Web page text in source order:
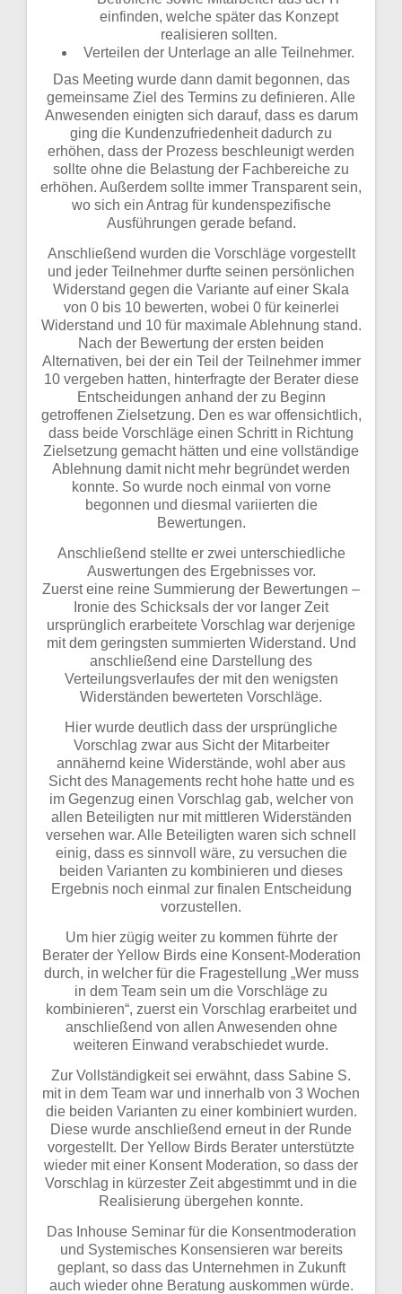
einfinden, welche später das Konzept
realisieren sollten.
Verteilen der Unterlage an alle Teilnehmer.
Das Meeting wurde dann damit begonnen, das
gemeinsame Ziel des Termins zu definieren. Alle
Anwesenden einigten sich darauf, dass es darum
ging die Kundenzufriedenheit dadurch zu
erhöhen, dass der Prozess beschleunigt werden
sollte ohne die Belastung der Fachbereiche zu
erhöhen. Außerdem sollte immer Transparent sein,
wo sich ein Antrag für kundenspezifische
Ausführungen gerade befand.
Anschließend wurden die Vorschläge vorgestellt
und jeder Teilnehmer durfte seinen persönlichen
Widerstand gegen die Variante auf einer Skala
von 0 bis 10 bewerten, wobei 0 für keinerlei
Widerstand und 10 für maximale Ablehnung stand.
Nach der Bewertung der ersten beiden
Alternativen, bei der ein Teil der Teilnehmer immer
10 vergeben hatten, hinterfragte der Berater diese
Entscheidungen anhand der zu Beginn
getroffenen Zielsetzung. Den es war offensichtlich,
dass beide Vorschläge einen Schritt in Richtung
Zielsetzung gemacht hätten und eine vollständige
Ablehnung damit nicht mehr begründet werden
konnte. So wurde noch einmal von vorne
begonnen und diesmal variierten die
Bewertungen.
Anschließend stellte er zwei unterschiedliche
Auswertungen des Ergebnisses vor.
Zuerst eine reine Summierung der Bewertungen –
Ironie des Schicksals der vor langer Zeit
ursprünglich erarbeitete Vorschlag war derjenige
mit dem geringsten summierten Widerstand. Und
anschließend eine Darstellung des
Verteilungsverlaufes der mit den wenigsten
Widerständen bewerteten Vorschläge.
Hier wurde deutlich dass der ursprüngliche
Vorschlag zwar aus Sicht der Mitarbeiter
annähernd keine Widerstände, wohl aber aus
Sicht des Managements recht hohe hatte und es
im Gegenzug einen Vorschlag gab, welcher von
allen Beteiligten nur mit mittleren Widerständen
versehen war. Alle Beteiligten waren sich schnell
einig, dass es sinnvoll wäre, zu versuchen die
beiden Varianten zu kombinieren und dieses
Ergebnis noch einmal zur finalen Entscheidung
vorzustellen.
Um hier zügig weiter zu kommen führte der
Berater der Yellow Birds eine Konsent-Moderation
durch, in welcher für die Fragestellung „Wer muss
in dem Team sein um die Vorschläge zu
kombinieren“, zuerst ein Vorschlag erarbeitet und
anschließend von allen Anwesenden ohne
weiteren Einwand verabschiedet wurde.
Zur Vollständigkeit sei erwähnt, dass Sabine S.
mit in dem Team war und innerhalb von 3 Wochen
die beiden Varianten zu einer kombiniert wurden.
Diese wurde anschließend erneut in der Runde
vorgestellt. Der Yellow Birds Berater unterstützte
wieder mit einer Konsent Moderation, so dass der
Vorschlag in kürzester Zeit abgestimmt und in die
Realisierung übergehen konnte.
Das Inhouse Seminar für die Konsentmoderation
und Systemisches Konsensieren war bereits
geplant, so dass das Unternehmen in Zukunft
auch wieder ohne Beratung auskommen würde.